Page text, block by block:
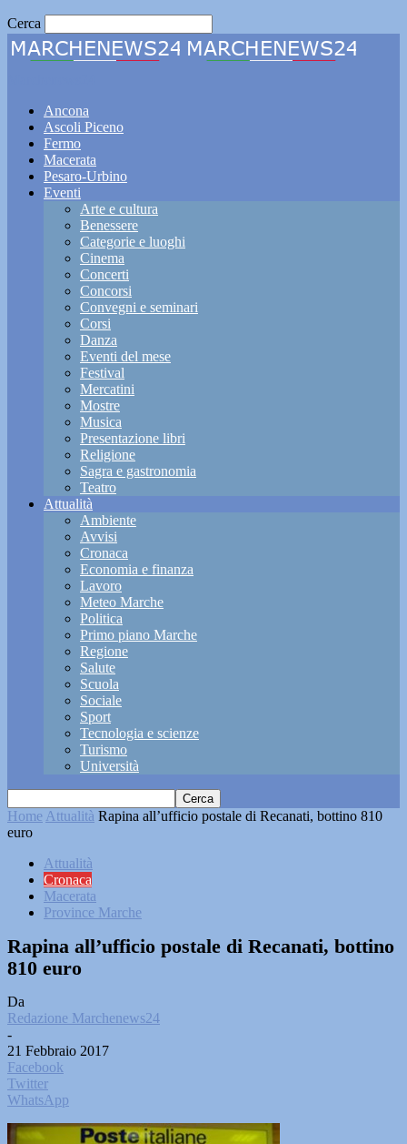
Cerca
Ancona
Ascoli Piceno
Fermo
Macerata
Pesaro-Urbino
Eventi
Arte e cultura
Benessere
Categorie e luoghi
Cinema
Concerti
Concorsi
Convegni e seminari
Corsi
Danza
Eventi del mese
Festival
Mercatini
Mostre
Musica
Presentazione libri
Religione
Sagra e gastronomia
Teatro
Attualità
Ambiente
Avvisi
Cronaca
Economia e finanza
Lavoro
Meteo Marche
Politica
Primo piano Marche
Regione
Salute
Scuola
Sociale
Sport
Tecnologia e scienze
Turismo
Università
Home Attualità Rapina all’ufficio postale di Recanati, bottino 810
euro
Attualità
Cronaca
Macerata
Province Marche
Rapina all’ufficio postale di Recanati, bottino
810 euro
Da
Redazione Marchenews24
-
21 Febbraio 2017
Facebook
Twitter
WhatsApp